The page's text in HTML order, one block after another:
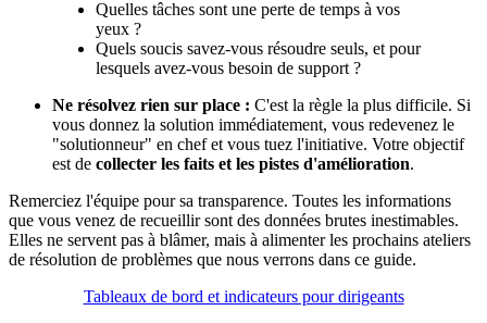
Quelles tâches sont une perte de temps à vos
yeux ?
Quels soucis savez-vous résoudre seuls, et pour
lesquels avez-vous besoin de support ?
Ne résolvez rien sur place : C'est la règle la plus difficile. Si
vous donnez la solution immédiatement, vous redevenez le
"solutionneur" en chef et vous tuez l'initiative. Votre objectif
est de collecter les faits et les pistes d'amélioration.
Remerciez l'équipe pour sa transparence. Toutes les informations
que vous venez de recueillir sont des données brutes inestimables.
Elles ne servent pas à blâmer, mais à alimenter les prochains ateliers
de résolution de problèmes que nous verrons dans ce guide.
Tableaux de bord et indicateurs pour dirigeants